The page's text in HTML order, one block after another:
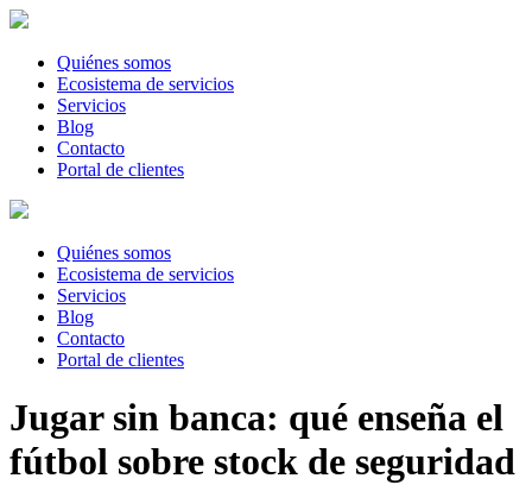
Quiénes somos
Ecosistema de servicios
Servicios
Blog
Contacto
Portal de clientes
Quiénes somos
Ecosistema de servicios
Servicios
Blog
Contacto
Portal de clientes
Jugar sin banca: qué enseña el
fútbol sobre stock de seguridad